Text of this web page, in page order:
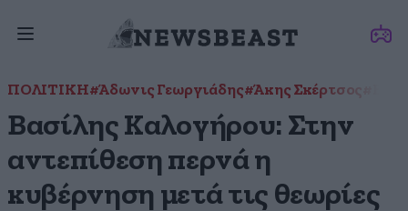
ΠΟΛΙΤΙΚΗ#Άδωνις Γεωργιάδης#Άκης Σκέρτσος
Βασίλης Καλογήρου: Στην
αντεπίθεση περνά η
κυβέρνηση μετά τις θεωρίες